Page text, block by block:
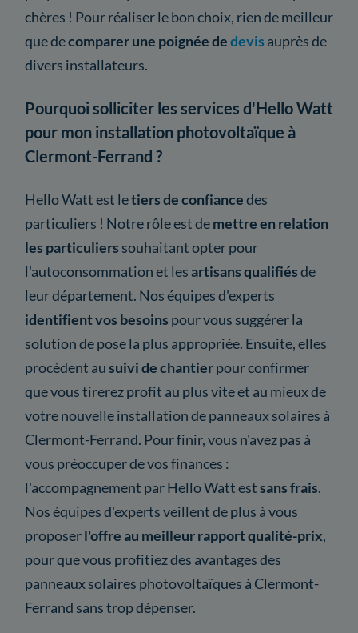
chères ! Pour réaliser le bon choix, rien de meilleur
que decomparer une poignée dedevis auprès de
divers installateurs.
Pourquoi solliciter les services d'Hello Watt
pour mon installation photovoltaïque à
Clermont-Ferrand ?
Hello Watt est letiers de confiancedes
particuliers ! Notre rôle est demettre en relation
les particuliers souhaitant opter pour
l'autoconsommation et lesartisans qualifiésde
leur département. Nos équipes d'experts
identifient vos besoins pour vous suggérer la
solution de pose la plus appropriée. Ensuite, elles
procèdent ausuivi de chantierpour confirmer
que vous tirerez profit au plus vite et au mieux de
votre nouvelle installation de panneaux solaires à
Clermont-Ferrand. Pour finir, vous n'avez pas à
vous préoccuper de vos finances :
l'accompagnement par Hello Watt estsans frais.
Nos équipes d'experts veillent de plus à vous
proposerl'offre au meilleur rapport qualité-prix,
pour que vous profitiez des avantages des
panneaux solaires photovoltaïques à Clermont-
Ferrand sans trop dépenser.